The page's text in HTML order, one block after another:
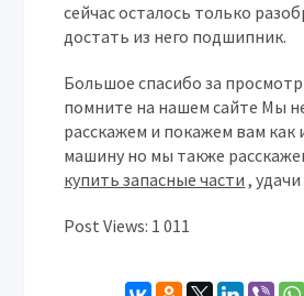
сейчас осталось только
достать из него подшипник.
Большое спасибо за
помните на нашем сайте Мы
расскажем и покажем вам как
машину но мы также
купить запасные части ,
Post Views: 1 011